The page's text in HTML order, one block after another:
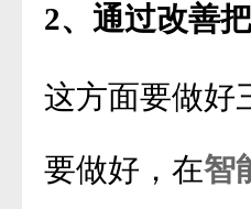
2、通过改善
这方面要做好
要做好，在智